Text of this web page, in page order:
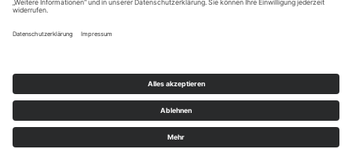
nach Vereinbarung
IMPRESSUM|DATENSCHUTZ© 2026